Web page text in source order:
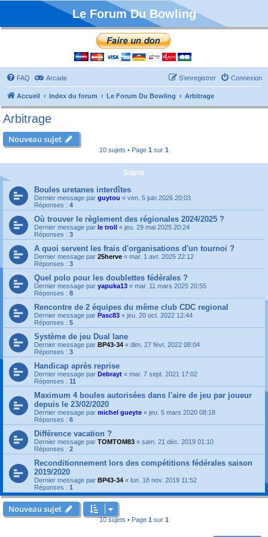
Le Forum Du Bowling
FAQ Arcade Connexion
S’enregistrer
Accueil Index du forum Le Forum Du Bowling Arbitrage
Arbitrage
Nouveau sujet
10 sujets • Page 1 sur 1
Sujets
Boules uretanes interdîtes
Dernier message par guytou « ven. 5 juin 2026 20:03
Réponses : 4
Où trouver le règlement des régionales 2024/2025 ?
Dernier message par le troll « jeu. 29 mai 2025 20:24
Réponses : 3
A quoi servent les frais d'organisations d'un tournoi ?
Dernier message par 25herve « mar. 1 avr. 2025 22:12
Réponses : 3
Quel polo pour les doublettes fédérales ?
Dernier message par yapuka13 « mar. 11 mars 2025 20:55
Réponses : 8
Rencontre de 2 équipes du même club CDC regional
Dernier message par Pasc83 « jeu. 20 oct. 2022 12:44
Réponses : 5
Système de jeu Dual lane
Dernier message par BP43-34 « dim. 27 févr. 2022 08:04
Réponses : 3
Handicap après reprise
Dernier message par Debrayt « mar. 7 sept. 2021 17:02
Réponses : 11
Maximum 4 boules autorisées dans l'aire de jeu par joueur
depuis le 23/02/2020
Dernier message par michel gueyte « jeu. 5 mars 2020 08:18
Réponses : 6
Différence vacation ?
Dernier message par TOMTOM83 « sam. 21 déc. 2019 01:10
Réponses : 2
Reconditionnement lors des compétitions fédérales saison
2019/2020
Dernier message par BP43-34 « lun. 18 nov. 2019 11:52
Réponses : 1
Nouveau sujet
10 sujets • Page 1 sur 1